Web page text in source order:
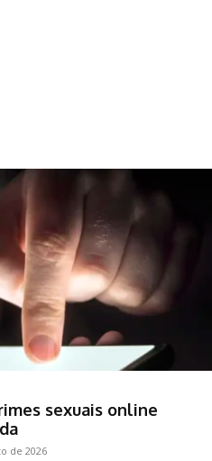
sexuais online
de 2026